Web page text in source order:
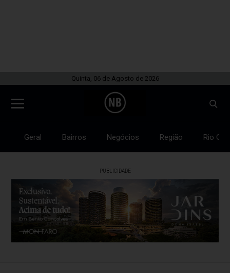
Quinta, 06 de Agosto de 2026
Geral Bairros Negócios Região Rio
PUBLICIDADE